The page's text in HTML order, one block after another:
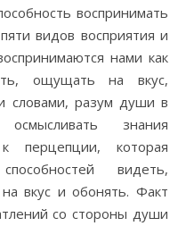
воспринимать
видов восприятия и
нами как
ощущать на вкус,
словами, разум души в
знания
перцепции, которая
видеть,
вкус и обонять. Факт
со стороны души